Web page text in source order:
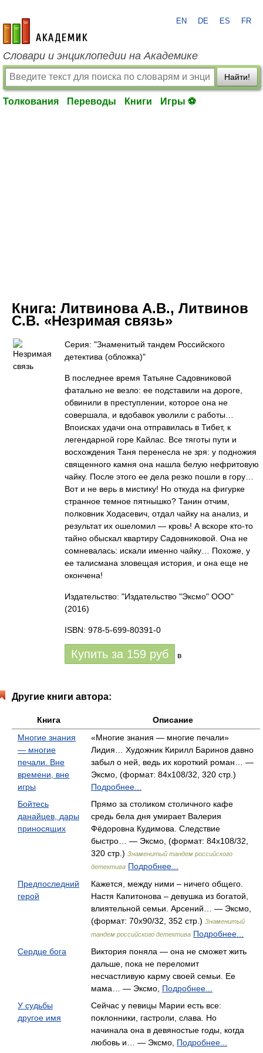
academic.ru
EN DE ES FR
Словари и энциклопедии на Академике
Найти!
Толкования Переводы Книги Игры ⚽
Книга: Литвинова А.В., Литвинов
С.В. «Незримая связь»
Серия: "Знаменитый тандем Российского
детектива (обложка)"
В последнее время Татьяне Садовниковой
фатально не везло: ее подставили на дороге,
обвинили в преступлении, которое она не
совершала, и вдобавок уволили с работы…
Впоисках удачи она отправилась в Тибет, к
легендарной горе Кайлас. Все тяготы пути и
восхождения Таня перенесла не зря: у подножия
священного камня она нашла белую нефритовую
чайку. После этого ее дела резко пошли в гору…
Вот и не верь в мистику! Но откуда на фигурке
странное темное пятнышко? Танин отчим,
полковник Ходасевич, отдал чайку на анализ, и
результат их ошеломил — кровь! А вскоре кто-то
тайно обыскал квартиру Садовниковой. Она не
сомневалась: искали именно чайку… Похоже, у
ее талисмана зловещая история, и она еще не
окончена!
Издательство: "Издательство "Эксмо" ООО"
(2016)
ISBN: 978-5-699-80391-0
Купить за 159 руб в
Другие книги автора:
Книга
Описание
Многие знания
— многие
печали. Вне
времени, вне
игры
«Многие знания — многие печали»
Лидия… Художник Кирилл Баринов давно
забыл о ней, ведь их короткий роман… —
Эксмо, (формат: 84x108/32, 320 стр.)
Подробнее...
Бойтесь
данайцев, дары
приносящих
Прямо за столиком столичного кафе
средь бела дня умирает Валерия
Фёдоровна Кудимова. Следствие
быстро… — Эксмо, (формат: 84x108/32,
320 стр.) Знаменитый тандем российского
детектива Подробнее...
Предпоследний
герой
Кажется, между ними – ничего общего.
Настя Капитонова – девушка из богатой,
влиятельной семьи. Арсений… — Эксмо,
(формат: 70x90/32, 352 стр.) Знаменитый
тандем российского детектива Подробнее...
Сердце бога
Виктория поняла — она не сможет жить
дальше, пока не переломит
несчастливую карму своей семьи. Ее
мама… — Эксмо, Подробнее...
У судьбы
другое имя
Сейчас у певицы Марии есть все:
поклонники, гастроли, слава. Но
начинала она в девяностые годы, когда
любовь и… — Эксмо, Подробнее...